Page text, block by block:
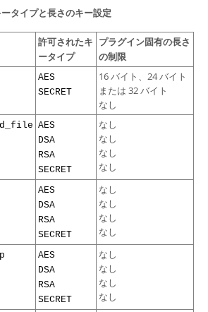
タイプと長さのキー設定
許可されたキ
ータイプ
プラグイン固有の長さ
の制限
AES
SECRET
16 バイト、24 バイト
または 32 バイト
なし
AES
DSA
RSA
SECRET
なし
なし
なし
なし
AES
DSA
RSA
SECRET
なし
なし
なし
なし
AES
DSA
RSA
SECRET
なし
なし
なし
なし